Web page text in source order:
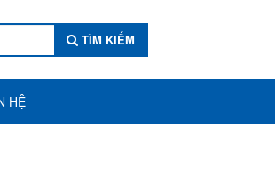
TÌM KIẾM
HỆ